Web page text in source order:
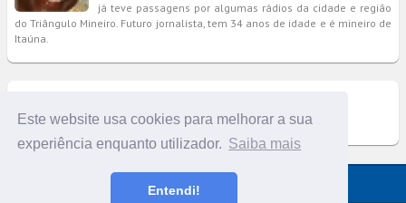
Este website usa cookies para melhorar a sua
experiência enquanto utilizador. Saiba mais
Entendi!
já teve passagens por algumas rádios da cidade e região
do Triângulo Mineiro. Futuro jornalista, tem 34 anos de idade e é mineiro de
Itaúna.
Versão completa do portal